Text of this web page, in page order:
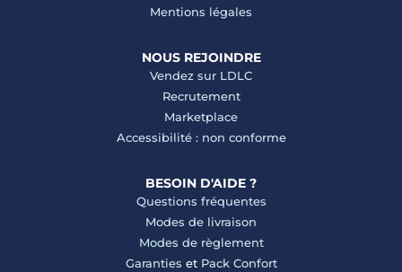
Mentions légales
NOUS REJOINDRE
Vendez sur LDLC
Recrutement
Marketplace
Accessibilité : non conforme
BESOIN D'AIDE ?
Questions fréquentes
Modes de livraison
Modes de règlement
Garanties et Pack Confort